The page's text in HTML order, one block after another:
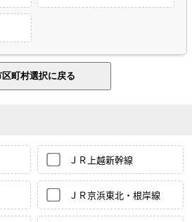
ＪＲ上越新幹線
ＪＲ京浜東北・根岸線